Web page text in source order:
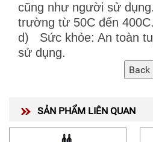
cũng như người sử
trường từ 50C đến 400C.
d) Sức khỏe: An toàn
sử dụng.
SẢN PHẨM LIÊN QUAN